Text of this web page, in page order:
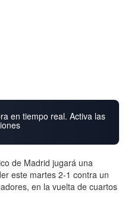
en tiempo real. Activa las
de Madrid jugará una
este martes 2-1 contra un
en la vuelta de cuartos